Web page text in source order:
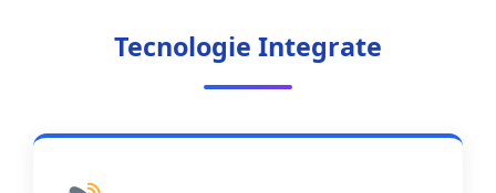
Tecnologie Integrate